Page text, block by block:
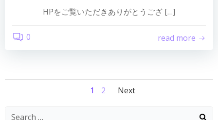
HPをご覧いただきありがとうござ […]
0 read more
Posts
Page
1 Page
2
Posts
Next
Search